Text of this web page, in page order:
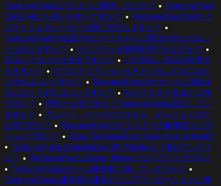
TexturesFastはどのように動作しますか？ • TexturesFast
は初心者にも使いやすいですか？ • TexturesFastのAIテク
スチャジェネレーターは誰に役立ちますか？ •
TexturesFastで生成されたテクスチャに問題が含まれるこ
とはありますか？ • テクスチャを商用利用できますか？ •
支払いプロセスは安全ですか？ • どの支払い方法が利用で
きますか？ • サブスクリプションをキャンセルするにはど
うすればよいですか？ • TexturesFastのサポートに連絡す
るにはどうすればよいですか？ • AIテクスチャ生成とは何
ですか？ • PBRとは何ですか？TexturesFastは対応してい
ますか？ • アルベド、ベーステクスチャ、ディフューズと
は何ですか？ • TexturesFastのテクスチャの解像度はどの
くらいですか？ • Does TexturesFast have style presets?
• TexturesFastはSubstance 3D Painterより優れています
か？ • TexturesFastはQuixel Mixerと比べてどうですか？
• TexturesFastはゲーム開発者に適していますか？ •
TexturesFastは建築家や建築ビジュアライゼーションに適